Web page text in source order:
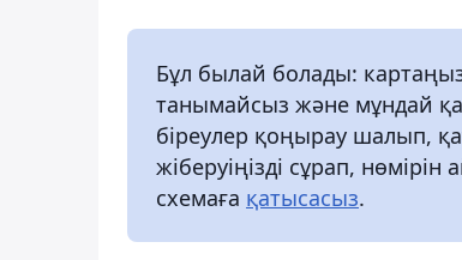
Бұл былай болады:
танымайсыз және мұндай
біреулер қоңырау шалып,
жіберуіңізді сұрап,
схемаға қатысасыз.